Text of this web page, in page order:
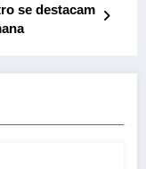
se destacam